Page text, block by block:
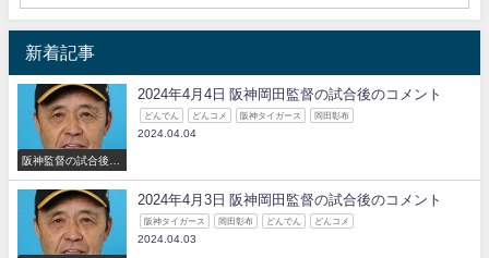
新着記事
阪神監督の試合後の
2024年4月4日 阪神岡田監督の試合後のコメント
どんでん どんコメ 阪神タイガース 岡田彰布
2024.04.04
2024年4月3日 阪神岡田監督の試合後のコメント
阪神タイガース 岡田彰布 どんでん どんコメ
2024.04.03